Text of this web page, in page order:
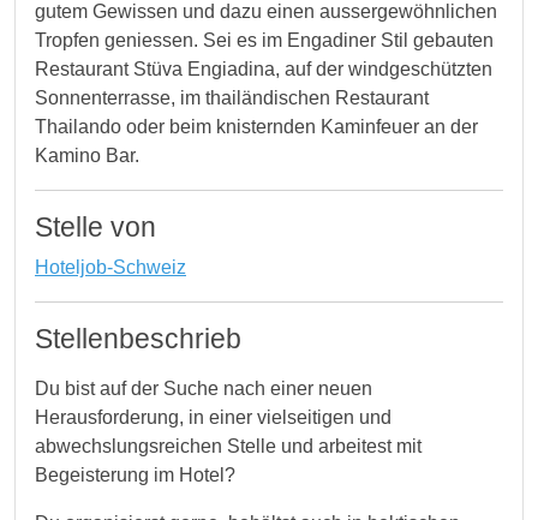
gutem Gewissen und dazu einen aussergewöhnlichen
Tropfen geniessen. Sei es im Engadiner Stil gebauten
Restaurant Stüva Engiadina, auf der windgeschützten
Sonnenterrasse, im thailändischen Restaurant
Thailando oder beim knisternden Kaminfeuer an der
Kamino Bar.
Stelle von
Hoteljob-Schweiz
Stellenbeschrieb
Du bist auf der Suche nach einer neuen
Herausforderung, in einer vielseitigen und
abwechslungsreichen Stelle und arbeitest mit
Begeisterung im Hotel?